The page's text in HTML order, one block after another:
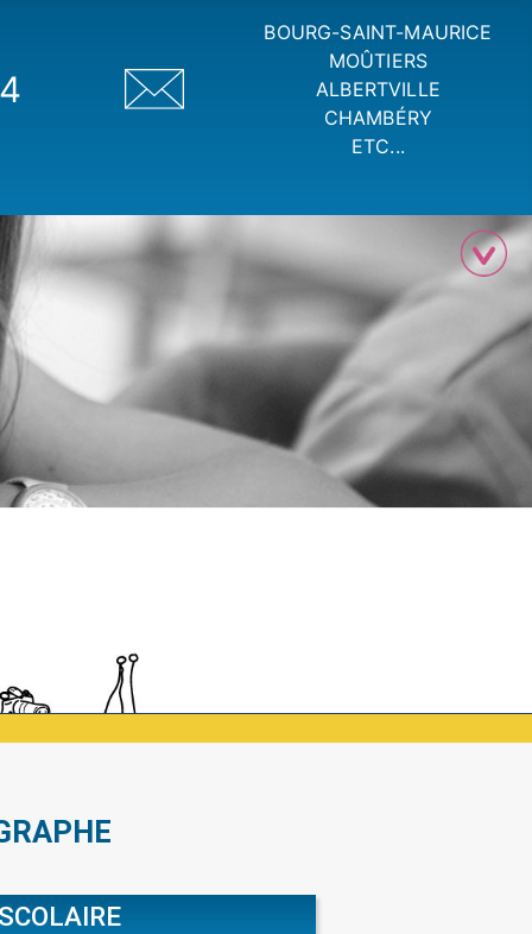
BOURG-SAINT-MAURICE
MOÛTIERS
ALBERTVILLE
CHAMBÉRY
ETC...